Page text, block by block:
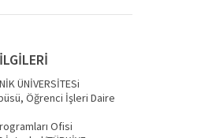
ÜNİVERSİTESi
Öğrenci İşleri Daire
Ofisi